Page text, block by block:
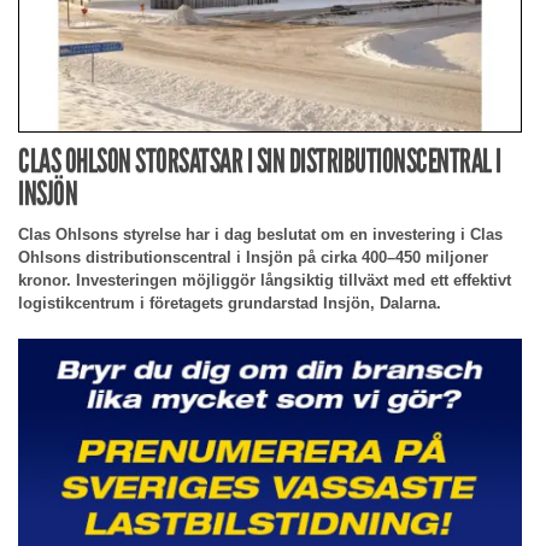
CLAS OHLSON STORSATSAR I SIN DISTRIBUTIONSCENTRAL I
INSJÖN
Clas Ohlsons styrelse har i dag beslutat om en investering i Clas
Ohlsons distributionscentral i Insjön på cirka 400–450 miljoner
kronor. Investeringen möjliggör långsiktig tillväxt med ett effektivt
logistikcentrum i företagets grundarstad Insjön, Dalarna.